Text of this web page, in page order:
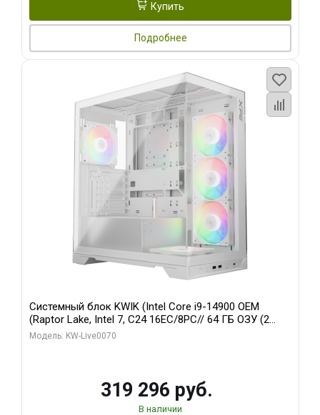
Купить
Подробнее
Системный блок KWIK (Intel Core i9-14900 OEM
(Raptor Lake, Intel 7, C24 16EC/8PC// 64 ГБ ОЗУ (2
модуля)/ Gigabyte RTX5080 XTREME WATERFORCE
Модель: KW-Live0070
319 296 руб.
В наличии